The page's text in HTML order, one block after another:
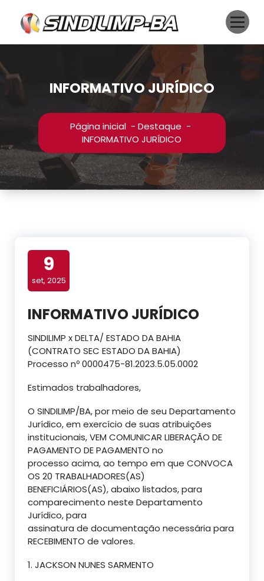
conteúdo
INFORMATIVO JURÍDICO
Página inicial -Destaque -
INFORMATIVO JURÍDICO
9
set, 2025
INFORMATIVO JURÍDICO
SINDILIMP x DELTA/ ESTADO DA BAHIA
(CONTRATO SEC ESTADO DA BAHIA)
Processo nº 0000475-81.2023.5.05.0002
Estimados trabalhadores,
O SINDILIMP/BA, por meio de seu Departamento
Jurídico, em exercício de suas atribuições
institucionais, VEM COMUNICAR LIBERAÇÃO DE
PAGAMENTO DE PAGAMENTO no
processo acima, ao tempo em que CONVOCA
OS 20 TRABALHADORES(AS)
BENEFICIÁRIOS(AS), abaixo listados, para
comparecimento neste Departamento
Jurídico, para
assinatura de documentação necessária para
RECEBIMENTO de valores.
1. JACKSON NUNES SARMENTO